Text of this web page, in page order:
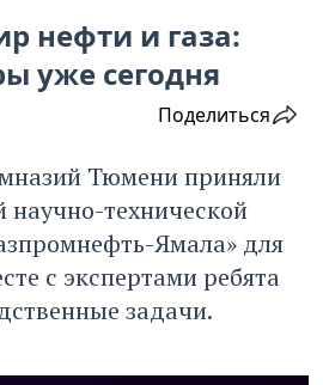
нефти и газа:
уже сегодня
Поделиться
Тюмени приняли
научно-технической
Ямала» для
с экспертами ребята
задачи.